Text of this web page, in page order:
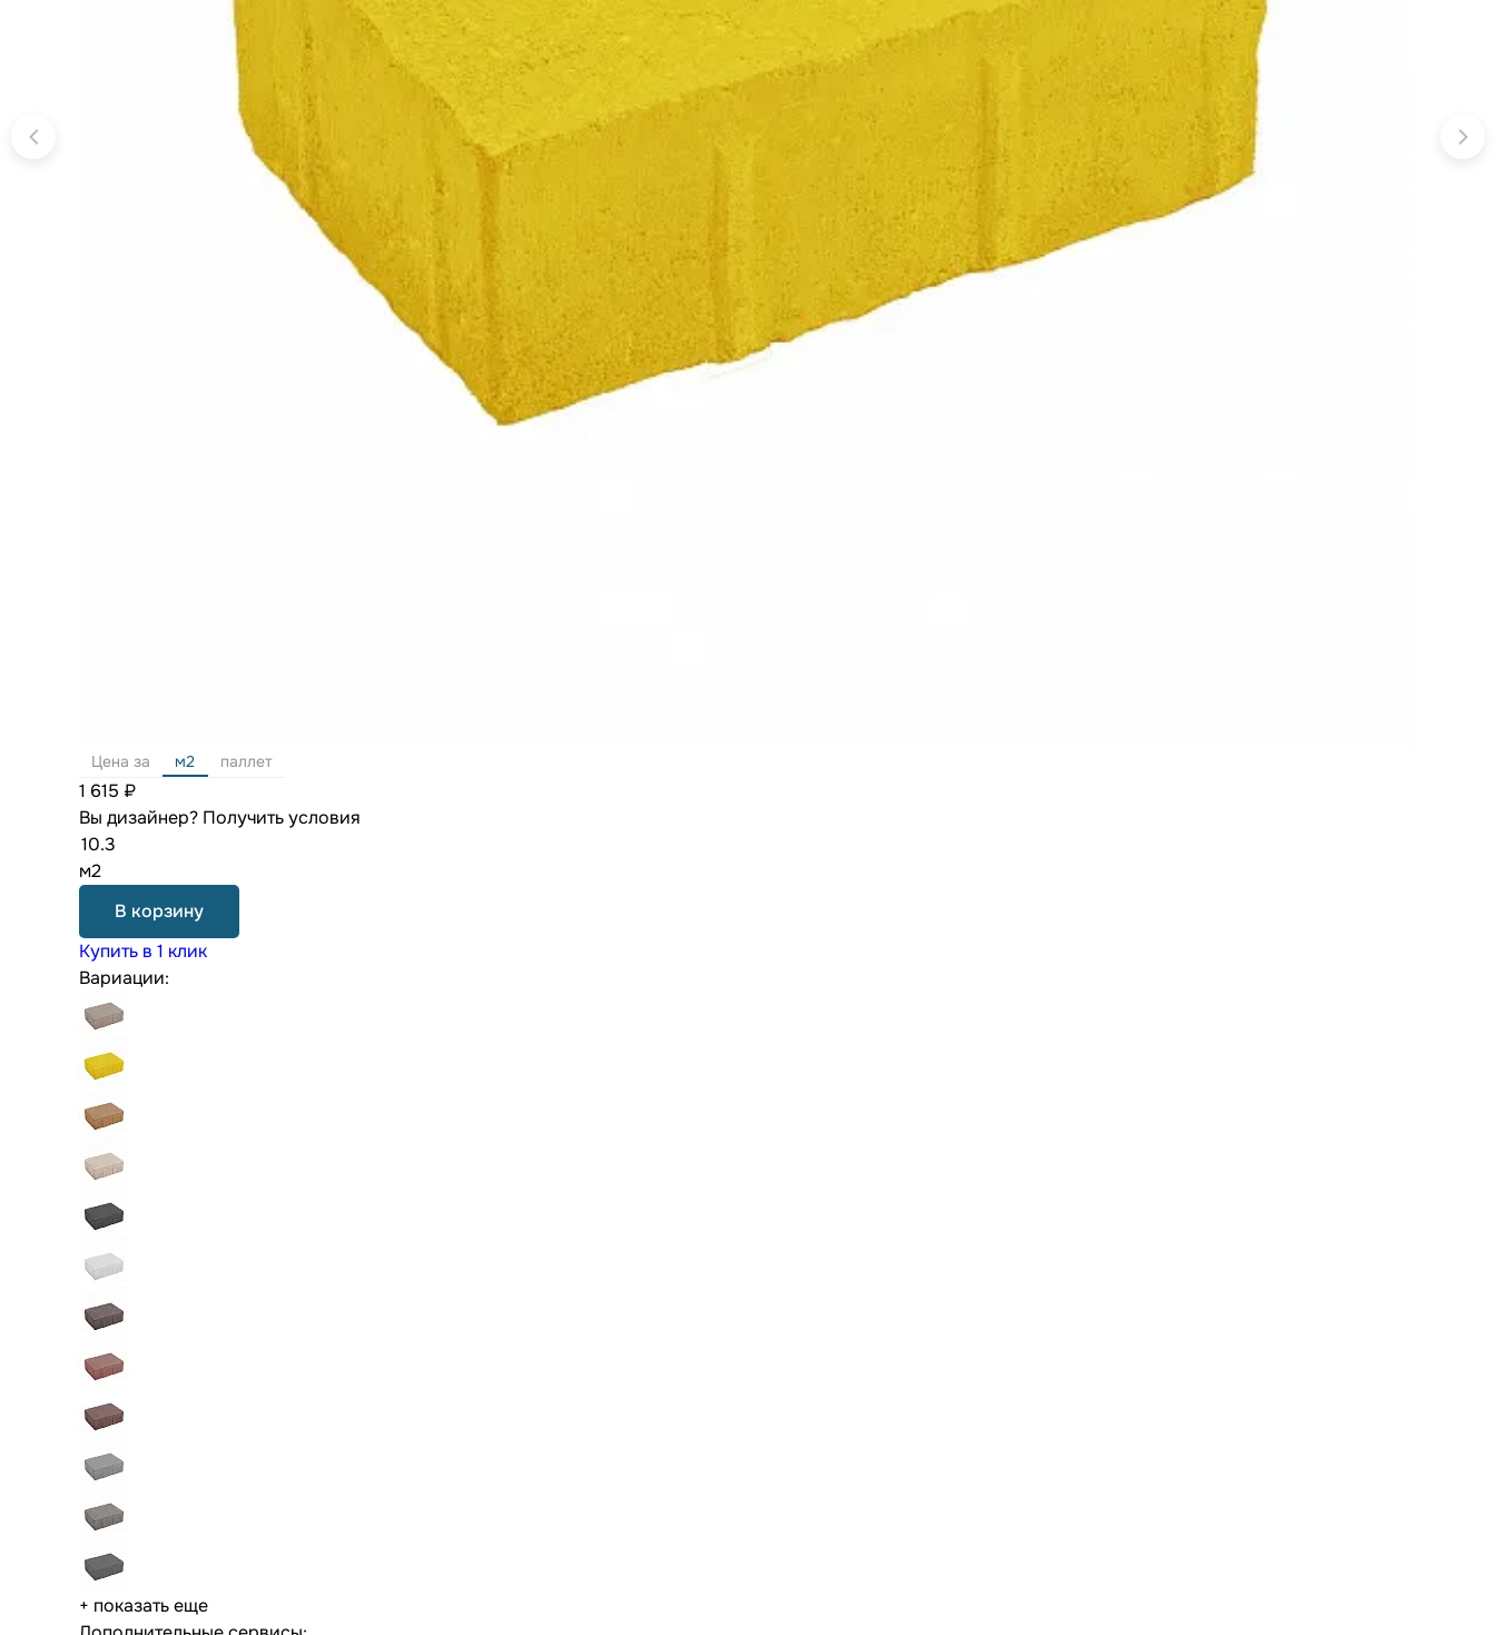
Цена за м2 паллет
1 615 ₽
Вы дизайнер? Получить условия
м2
В корзину
Купить в 1 клик
Вариации:
+ показать еще